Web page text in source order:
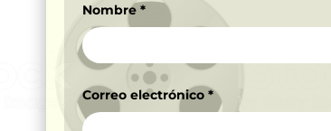
Nombre *
Correo electrónico *